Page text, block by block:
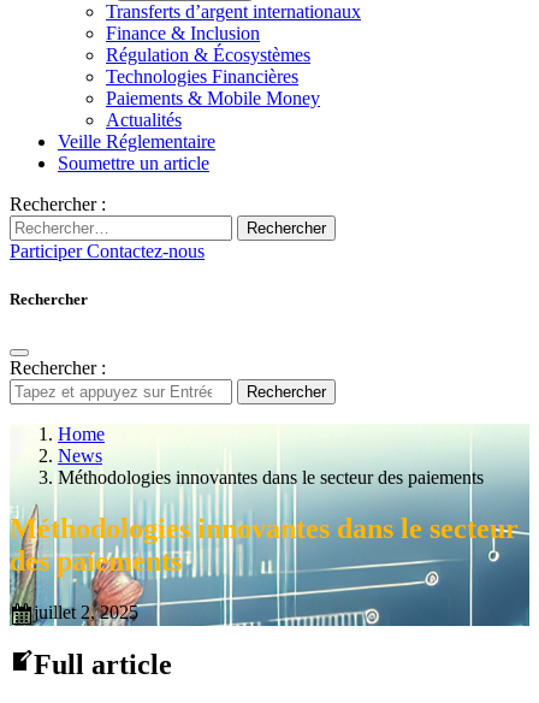
Transferts d’argent internationaux
Finance & Inclusion
Régulation & Écosystèmes
Technologies Financières
Paiements & Mobile Money
Actualités
Veille Réglementaire
Soumettre un article
Rechercher :
Rechercher
ParticiperContactez-nous
Rechercher
Rechercher :
Rechercher
Home
News
Méthodologies innovantes dans le secteur des paiements
Méthodologies innovantes dans le secteur
des paiements
juillet 2, 2025
Full article